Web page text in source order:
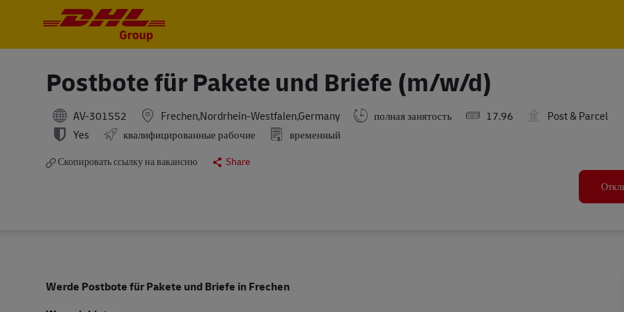
Postbote für Pakete und Briefe (m/w/d)
AV-301552 Frechen,Nordrhein-Westfalen,Germany полная занятость 17.96
Post & Parcel
Yes
квалифицированные рабочие временный
Скопировать ссылку на вакансию
Share
Werde Postbote für Pakete und Briefe in Frechen